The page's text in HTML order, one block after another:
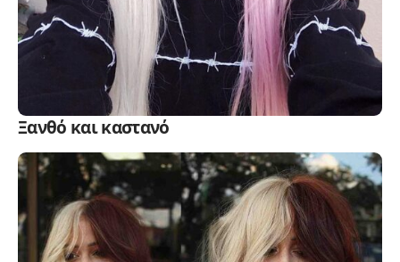
Ξανθό και καστανό